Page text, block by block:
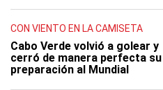
CON VIENTO EN LA CAMISETA
Cabo Verde volvió a golear y
cerró de manera perfecta su
preparación al Mundial